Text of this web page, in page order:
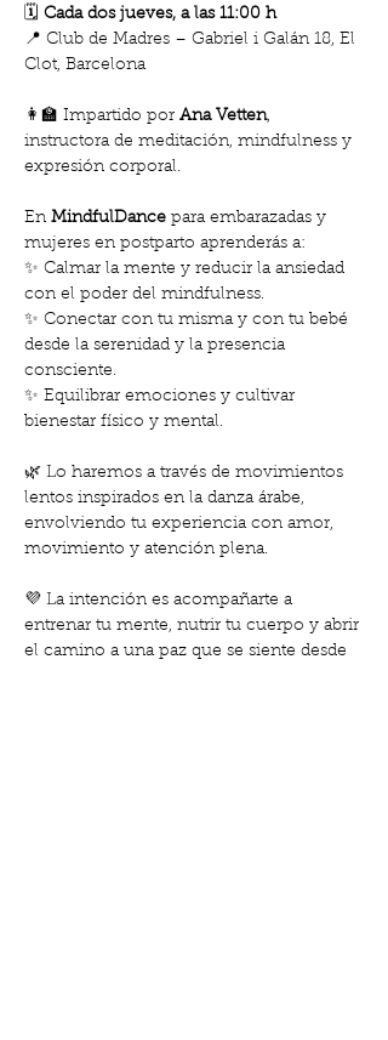
🗓️ Cada dos jueves, a las 11:00 h
📍 Club de Madres – Gabriel i Galán 18, El
Clot, Barcelona
👩‍🏫 Impartido por Ana Vetten,
instructora de meditación, mindfulness y
expresión corporal.
En MindfulDance para embarazadas y
mujeres en postparto aprenderás a:
✨ Calmar la mente y reducir la ansiedad
con el poder del mindfulness.
✨ Conectar con tu misma y con tu bebé
desde la serenidad y la presencia
consciente.
✨ Equilibrar emociones y cultivar
bienestar físico y mental.
🌿 Lo haremos a través de movimientos
lentos inspirados en la danza árabe,
envolviendo tu experiencia con amor,
movimiento y atención plena.
💜 La intención es acompañarte a
entrenar tu mente, nutrir tu cuerpo y abrir
el camino a una paz que se siente desde